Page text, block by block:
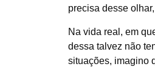
precisa desse
Na vida real, em
dessa talvez não
situações, imagino